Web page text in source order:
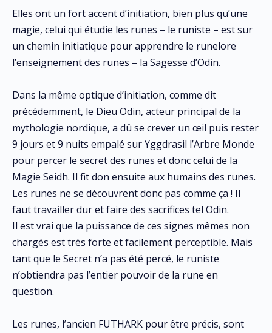
Elles ont un fort accent d’initiation, bien plus qu’une
magie, celui qui étudie les runes – le runiste – est sur
un chemin initiatique pour apprendre le runelore
l’enseignement des runes – la Sagesse d’Odin.
Dans la même optique d’initiation, comme dit
précédemment, le Dieu Odin, acteur principal de la
mythologie nordique, a dû se crever un œil puis rester
9 jours et 9 nuits empalé sur Yggdrasil l’Arbre Monde
pour percer le secret des runes et donc celui de la
Magie Seidh. Il fit don ensuite aux humains des runes.
Les runes ne se découvrent donc pas comme ça ! Il
faut travailler dur et faire des sacrifices tel Odin.
Il est vrai que la puissance de ces signes mêmes non
chargés est très forte et facilement perceptible. Mais
tant que le Secret n’a pas été percé, le runiste
n’obtiendra pas l’entier pouvoir de la rune en
question.
Les runes, l’ancien FUTHARK pour être précis, sont